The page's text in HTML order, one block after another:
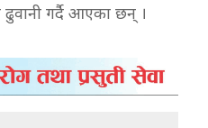
ढुवानी गर्दै आएका छन् ।